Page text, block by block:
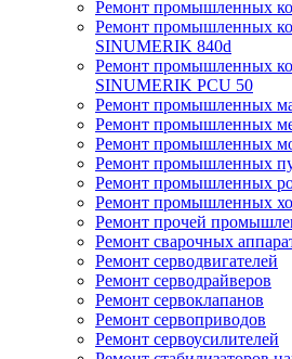
Ремонт промышленных
Ремонт промышленных
SINUMERIK 840d
Ремонт промышленных
SINUMERIK PCU 50
Ремонт промышленных
Ремонт промышленных
Ремонт промышленных
Ремонт промышленных
Ремонт промышленных
Ремонт промышленных
Ремонт прочей
Ремонт сварочных
Ремонт серводвигателей
Ремонт серводрайверов
Ремонт сервоклапанов
Ремонт сервоприводов
Ремонт сервоусилителей